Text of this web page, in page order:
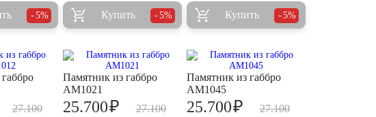
5% Купить 5% Купить 5%
27.100
Памятник из габбро
AM1021
27.100
25.700₽
Памятник из габбро
AM1045
27.100
25.700₽